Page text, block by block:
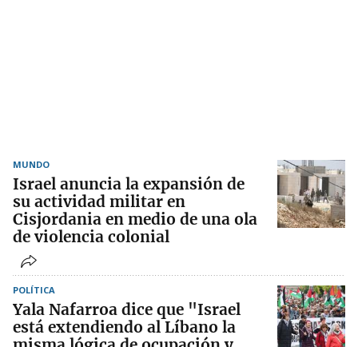
MUNDO
Israel anuncia la expansión de
su actividad militar en
Cisjordania en medio de una ola
de violencia colonial
POLÍTICA
Yala Nafarroa dice que "Israel
está extendiendo al Líbano la